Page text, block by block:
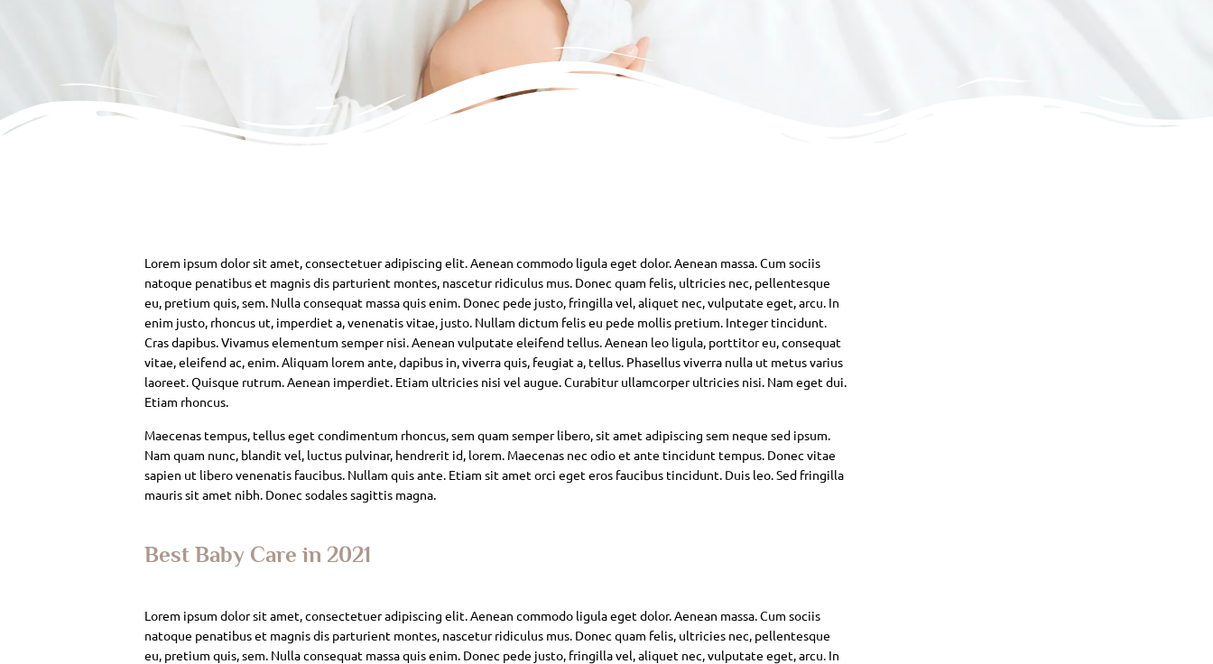
Lorem ipsum dolor sit amet, consectetuer adipiscing elit. Aenean commodo ligula eget dolor. Aenean massa. Cum sociis
natoque penatibus et magnis dis parturient montes, nascetur ridiculus mus. Donec quam felis, ultricies nec, pellentesque
eu, pretium quis, sem. Nulla consequat massa quis enim. Donec pede justo, fringilla vel, aliquet nec, vulputate eget, arcu. In
enim justo, rhoncus ut, imperdiet a, venenatis vitae, justo. Nullam dictum felis eu pede mollis pretium. Integer tincidunt.
Cras dapibus. Vivamus elementum semper nisi. Aenean vulputate eleifend tellus. Aenean leo ligula, porttitor eu, consequat
vitae, eleifend ac, enim. Aliquam lorem ante, dapibus in, viverra quis, feugiat a, tellus. Phasellus viverra nulla ut metus varius
laoreet. Quisque rutrum. Aenean imperdiet. Etiam ultricies nisi vel augue. Curabitur ullamcorper ultricies nisi. Nam eget dui.
Etiam rhoncus.
Maecenas tempus, tellus eget condimentum rhoncus, sem quam semper libero, sit amet adipiscing sem neque sed ipsum.
Nam quam nunc, blandit vel, luctus pulvinar, hendrerit id, lorem. Maecenas nec odio et ante tincidunt tempus. Donec vitae
sapien ut libero venenatis faucibus. Nullam quis ante. Etiam sit amet orci eget eros faucibus tincidunt. Duis leo. Sed fringilla
mauris sit amet nibh. Donec sodales sagittis magna.
Best Baby Care in 2021
Lorem ipsum dolor sit amet, consectetuer adipiscing elit. Aenean commodo ligula eget dolor. Aenean massa. Cum sociis
natoque penatibus et magnis dis parturient montes, nascetur ridiculus mus. Donec quam felis, ultricies nec, pellentesque
eu, pretium quis, sem. Nulla consequat massa quis enim. Donec pede justo, fringilla vel, aliquet nec, vulputate eget, arcu. In